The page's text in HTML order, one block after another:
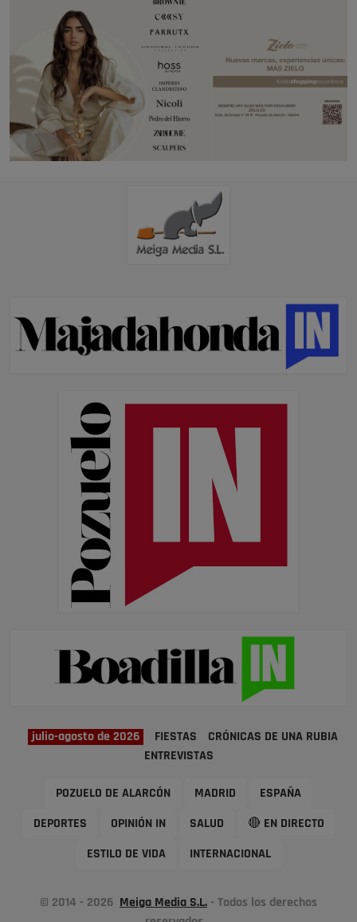
julio-agosto de 2026 FIESTAS
CRÓNICAS DE UNA RUBIA
ENTREVISTAS
POZUELO DE ALARCÓN MADRID ESPAÑA
DEPORTES OPINIÓN IN SALUD 🔴 EN DIRECTO
ESTILO DE VIDA INTERNACIONAL
© 2014 - 2026 Meiga Media S.L. - Todos los derechos